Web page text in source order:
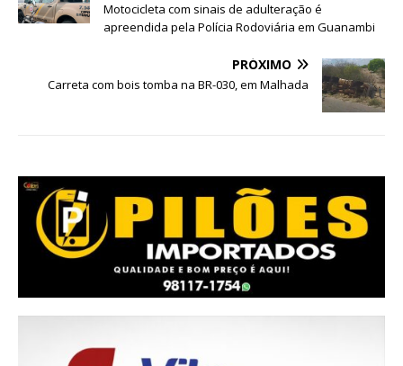
Motocicleta com sinais de adulteração é
apreendida pela Polícia Rodoviária em Guanambi
PRÓXIMO
Carreta com bois tomba na BR-030, em Malhada